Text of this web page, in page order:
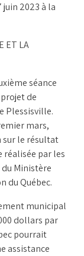
2023 à la
ET LA
séance
de
Plessisville.
mars,
sur le résultat
réalisée par les
Ministère
du Québec.
municipal
dollars par
pourrait
assistance